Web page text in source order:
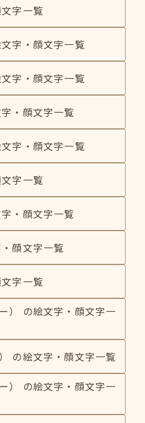
字一覧
字・顔文字一覧
字・顔文字一覧
・顔文字一覧
字・顔文字一覧
字一覧
・顔文字一覧
顔文字一覧
字一覧
） の絵文字・顔文字一
の絵文字・顔文字一覧
） の絵文字・顔文字一